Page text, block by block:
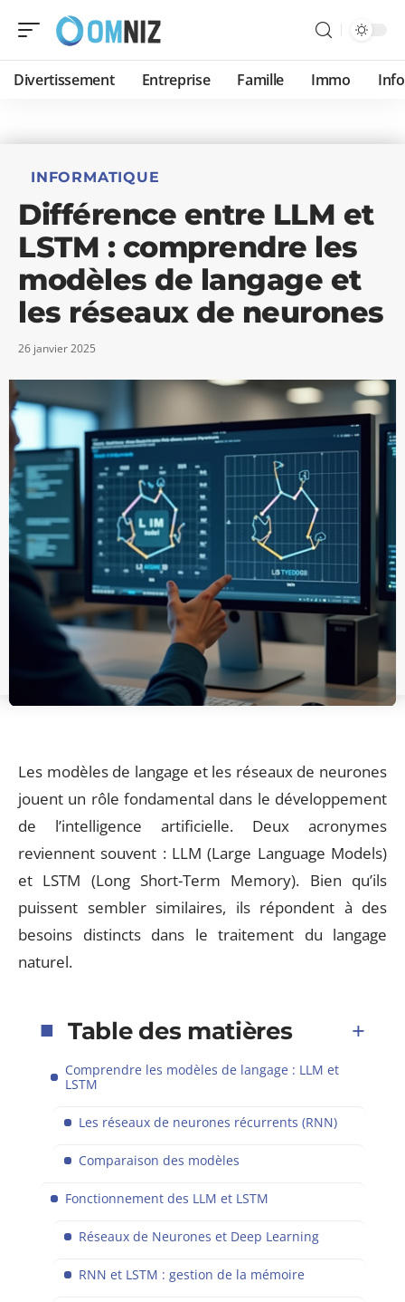
Divertissement Entreprise Famille Immo
INFORMATIQUE
Différence entre LLM et
LSTM : comprendre les
modèles de langage et
les réseaux de neurones
26 janvier 2025
Les modèles de langage et les réseaux de neurones
jouent un rôle fondamental dans le développement
de l’intelligence artificielle. Deux acronymes
reviennent souvent : LLM (Large Language Models)
et LSTM (Long Short-Term Memory). Bien qu’ils
puissent sembler similaires, ils répondent à des
besoins distincts dans le traitement du langage
naturel.
Table des matières
Comprendre les modèles de langage : LLM et
LSTM
Les réseaux de neurones récurrents (RNN)
Comparaison des modèles
Fonctionnement des LLM et LSTM
Réseaux de Neurones et Deep Learning
RNN et LSTM : gestion de la mémoire